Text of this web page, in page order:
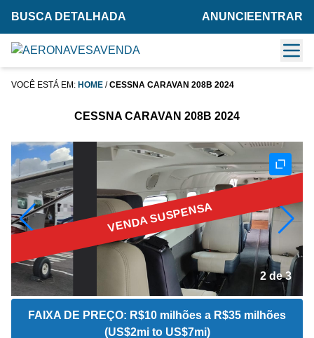
BUSCA DETALHADA ANUNCIE ENTRAR
VOCÊ ESTÁ EM: HOME /CESSNA CARAVAN 208B 2024
CESSNA CARAVAN 208B 2024
VENDA SUSPENSA
2 de 3
FAIXA DE PREÇO: R$10 milhões a R$35 milhões
(US$2mi to US$7mi)